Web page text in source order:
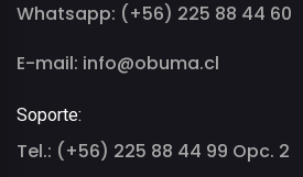
Whatsapp: (+56) 225 88 44 60
E-mail: info@obuma.cl
Soporte:
Tel.: (+56) 225 88 44 99 Opc. 2